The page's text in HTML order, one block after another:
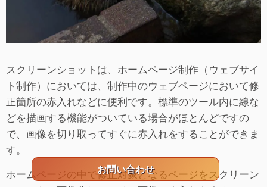
スクリーンショットは、ホームページ制作（ウェブサイ
ト制作）においては、制作中のウェブページにおいて修
正箇所の赤入れなどに便利です。標準のツール内に線な
どを描画する機能がついている場合がほとんどですの
で、画像を切り取ってすぐに赤入れをすることができま
す。
ホームページの中で修正対象となるページをスクリーン
お問い合わせ